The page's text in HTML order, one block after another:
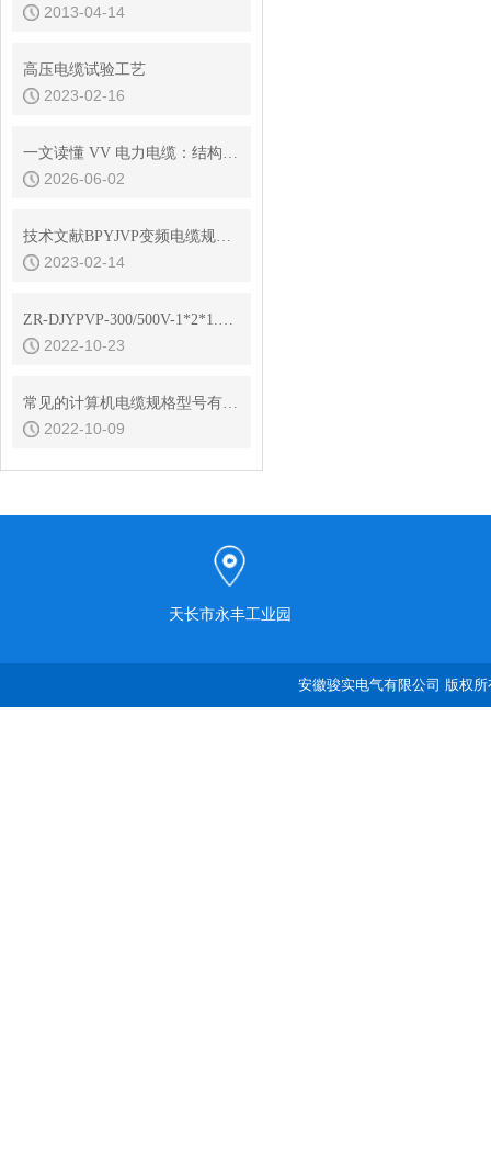
2013-04-14
高压电缆试验工艺
2023-02-16
一文读懂 VV 电力电缆：结构、优势与应用价值
2026-06-02
技术文献BPYJVP变频电缆规格参数
2023-02-14
ZR-DJYPVP-300/500V-1*2*1.5产品结构
2022-10-23
常见的计算机电缆规格型号有哪些？
2022-10-09
天长市永丰工业园
安徽骏实电气有限公司 版权